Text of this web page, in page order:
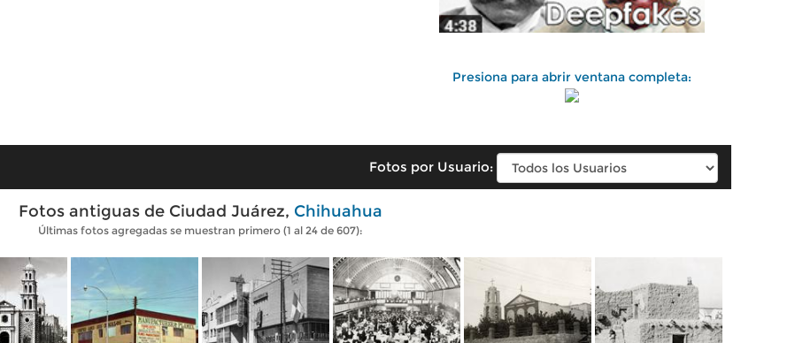
Presiona para abrir ventana completa:
Fotos por Usuario:
Fotos antiguas de Ciudad Juárez, Chihuahua
Últimas fotos agregadas se muestran primero (1 al 24 de 607):